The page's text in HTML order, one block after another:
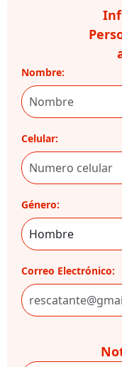
Nombre:
Celular:
Género:
Correo Electrónico: